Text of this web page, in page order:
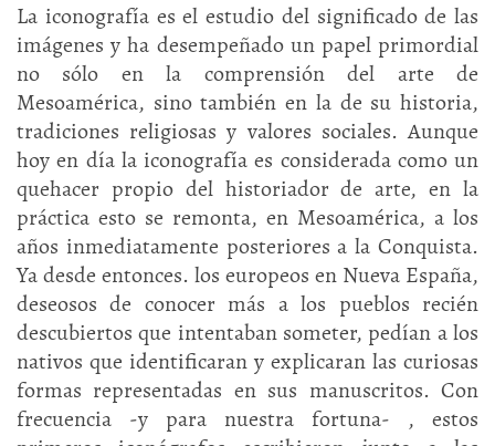
La iconografía es el estudio del significado de las
imágenes y ha desempeñado un papel primordial
no sólo en la comprensión del arte de
Mesoamérica, sino también en la de su historia,
tradiciones religiosas y valores sociales. Aunque
hoy en día la iconografía es considerada como un
quehacer propio del historiador de arte, en la
práctica esto se remonta, en Mesoamérica, a los
años inmediatamente posteriores a la Conquista.
Ya desde entonces. los europeos en Nueva España,
deseosos de conocer más a los pueblos recién
descubiertos que intentaban someter, pedían a los
nativos que identificaran y explicaran las curiosas
formas representadas en sus manuscritos. Con
frecuencia -y para nuestra fortuna- , estos